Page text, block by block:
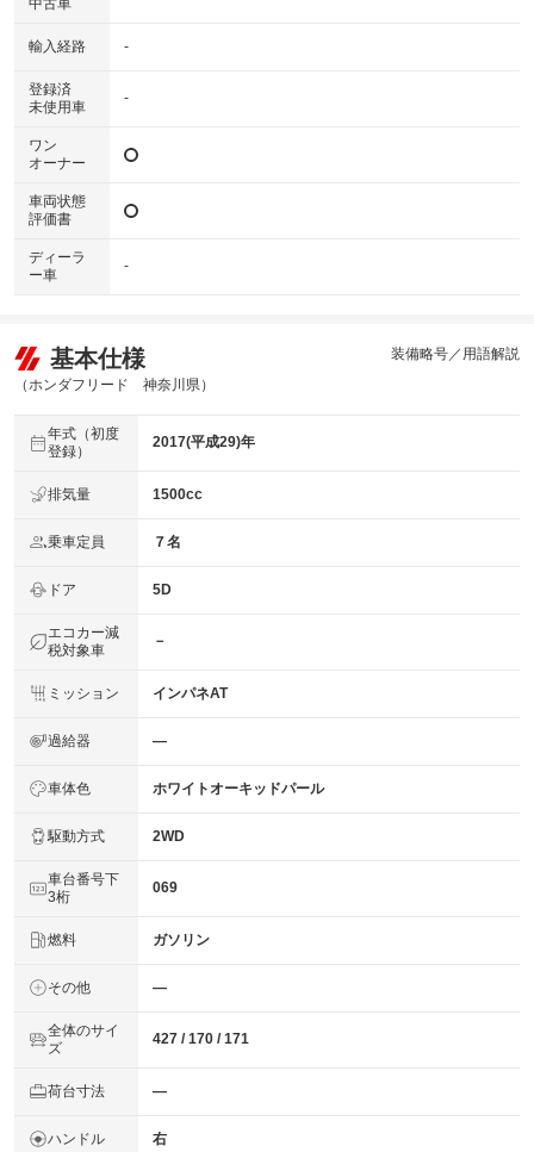
中古車
輸入経路 -
登録済
未使用車
-
ワン
オーナー
車両状態
評価書
ディーラ
ー車
-
基本仕様
（ホンダフリード 神奈川県）
装備略号／用語解説
年式（初度
登録）
2017(平成29)年
排気量 1500cc
乗車定員 ７名
ドア 5D
エコカー減
税対象車
－
ミッション インパネAT
過給器 ―
車体色 ホワイトオーキッドパール
駆動方式 2WD
車台番号下
3桁
069
燃料 ガソリン
その他 ―
全体のサイ
ズ
427 / 170 / 171
荷台寸法 ―
ハンドル 右